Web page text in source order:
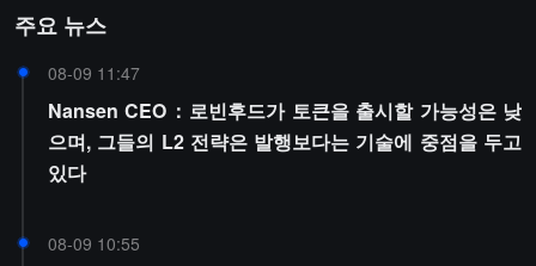
주요 뉴스
08-09 11:47
Nansen CEO：로빈후드가 토큰을 출시할 가능성은 낮
으며, 그들의 L2 전략은 발행보다는 기술에 중점을 두고
있다
08-09 10:55